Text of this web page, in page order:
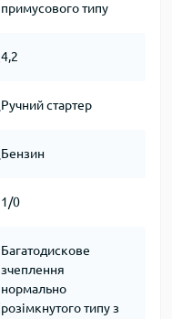
примусового типу
4,2
Ручний стартер
Бензин
1/0
Багатодискове
зчеплення
нормально
розімкнутого типу з